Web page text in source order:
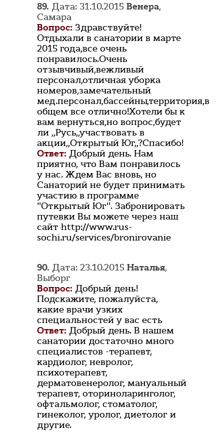
89. Дата: 31.10.2015 Венера,
Самара
Вопрос: Здравствуйте!
Отдыхали в санатории в марте
2015 года,все очень
понравилось.Очень
отзывчивый,вежливый
персонал,отличная уборка
номеров,замечательный
мед.персонал,бассейны,территория,в
общем все отлично!Хотели бы к
вам вернуться,но вопрос,будет
ли ,,Русь,,участвовать в
акции,,Открытый Юг,,?Спасибо!
Ответ: Добрый день. Нам
приятно, что Вам понравилось
у нас. Ждем Вас вновь, но
Санаторий не будет принимать
участию в программе
"Открытый Юг". Забронировать
путевки Вы можете через наш
сайт http://www.rus-
sochi.ru/services/bronirovanie
90. Дата: 23.10.2015 Наталья,
Выборг
Вопрос: Добрый день!
Подскажите, пожалуйста,
какие врачи узких
специальностей у вас есть
Ответ: Добрый день. В нашем
санатории достаточно много
специалистов -терапевт,
кардиолог, невролог,
психотерапевт,
дерматовенеролог, мануальный
терапевт, оториноларинголог,
офтальмолог, стоматолог,
гинеколог, уролог, диетолог и
другие.